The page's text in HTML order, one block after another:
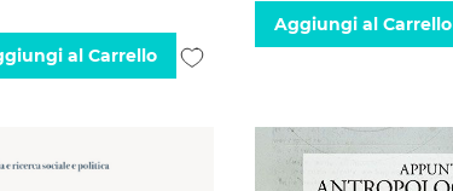
al Carrello
Aggiungi
Aggiungi al Carrello